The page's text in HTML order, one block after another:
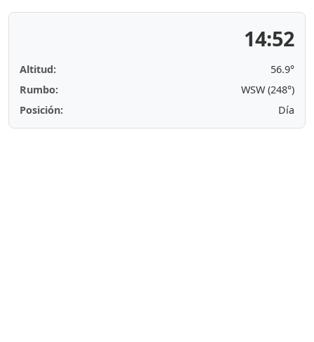
14:52
Altitud:
56.9°
Rumbo:
WSW (248°)
Posición:
Día